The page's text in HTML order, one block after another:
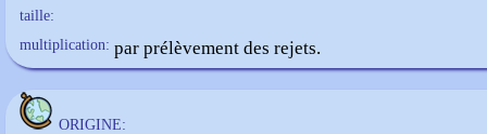
taille:
multiplication: par prélèvement des rejets.
ORIGINE: